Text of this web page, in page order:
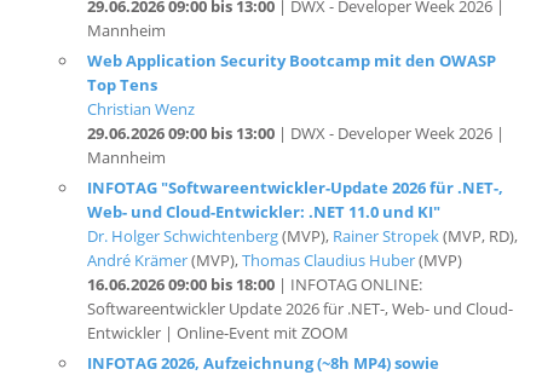
Web Application Security Bootcamp mit den OWASP
Top Tens
Christian Wenz
29.06.2026 09:00 bis 13:00
Mannheim
INFOTAG "Softwareentwickler-Update 2026 für .NET-,
Web- und Cloud-Entwickler: .NET 11.0 und KI"
Dr. Holger Schwichtenberg(MVP),Rainer Stropek(MVP, RD),
André Krämer(MVP),Thomas Claudius Huber (MVP)
16.06.2026 09:00 bis 18:00| INFOTAG ONLINE:
Softwareentwickler Update 2026 für .NET-, Web- und Cloud-
Entwickler | Online-Event mit ZOOM
INFOTAG 2026, Aufzeichnung (~8h MP4) sowie
Präsentationen und Codebeispiele
Dr. Holger Schwichtenberg(MVP)